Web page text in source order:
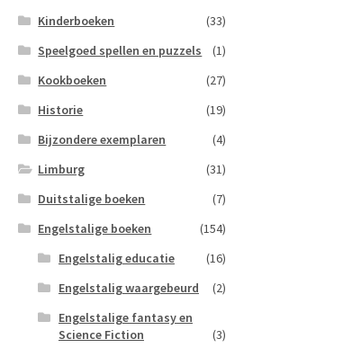
Kinderboeken
(33)
Speelgoed spellen en puzzels
(1)
Kookboeken
(27)
Historie
(19)
Bijzondere exemplaren
(4)
Limburg
(31)
Duitstalige boeken
(7)
Engelstalige boeken
(154)
Engelstalig educatie
(16)
Engelstalig waargebeurd
(2)
Engelstalige fantasy en
Science Fiction
(3)